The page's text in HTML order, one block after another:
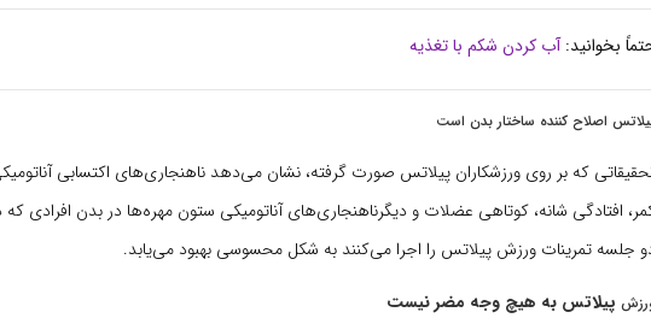
بخوانید:آب کردن شکم با تغذیه
اصلاح کننده ساختار بدن است
که بر روی ورزشکاران پیلاتس صورت گرفته، نشان می‌دهد ناهنجاری‌های اکتسابی
افتادگی شانه، کوتاهی عضلات و دیگرناهنجاری‌های آناتومیکی ستون مهره‌ها در بدن افرادی
جلسه تمرینات ورزش پیلاتس را اجرا می‌کنند به شکل محسوسی بهبود می‌یابد.
پیلاتس به هیچ وجه مضر نیست